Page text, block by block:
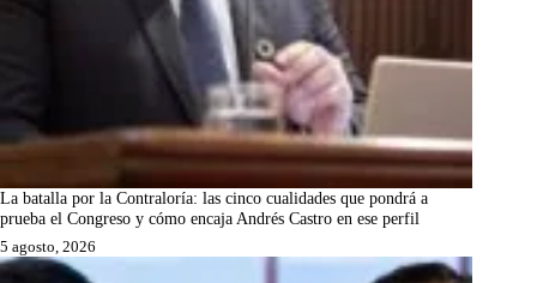
La batalla por la Contraloría: las cinco cualidades que pondrá a
prueba el Congreso y cómo encaja Andrés Castro en ese perfil
5 agosto, 2026